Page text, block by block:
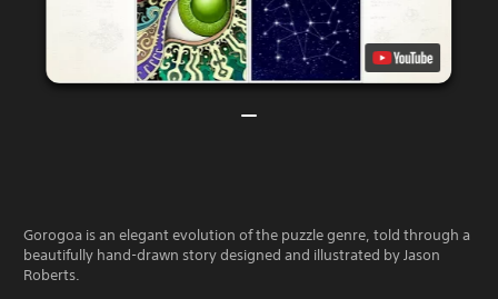
Gorogoa is an elegant evolution of the puzzle genre, told through a
beautifully hand-drawn story designed and illustrated by Jason
Roberts.